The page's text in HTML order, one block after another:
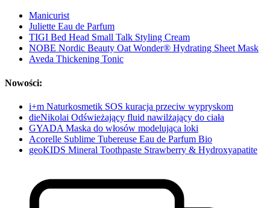
Manicurist
Juliette Eau de Parfum
TIGI Bed Head Small Talk Styling Cream
NOBE Nordic Beauty Oat Wonder® Hydrating Sheet Mask
Aveda Thickening Tonic
Nowości:
i+m Naturkosmetik SOS kuracja przeciw wypryskom
dieNikolai Odświeżający fluid nawilżający do ciała
GYADA Maska do włosów modelująca loki
Acorelle Sublime Tubereuse Eau de Parfum Bio
geoKIDS Mineral Toothpaste Strawberry & Hydroxyapatite